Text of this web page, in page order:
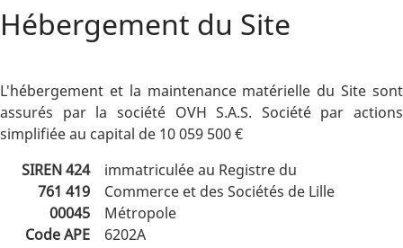
Hébergement du Site
L'hébergement et la maintenance matérielle du Site sont
assurés par la société OVH S.A.S. Société par actions
simplifiée au capital de 10 059 500 €
SIREN 424
761 419
00045
immatriculée au Registre du
Commerce et des Sociétés de Lille
Métropole
Code APE
6202A